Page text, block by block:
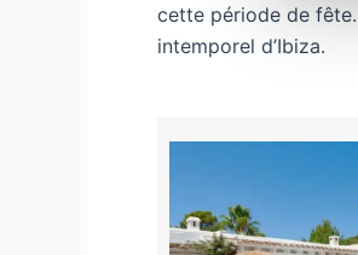
cette période de
intemporel d’Ibiza.